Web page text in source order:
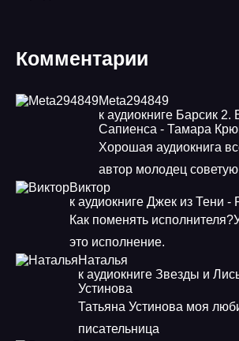
Комментарии
Meta294849
к аудиокниге Барсик 2.
Сапиенса - Тамара
Хорошая аудиокнига
автор молодец
Виктор
к аудиокниге Джек из Тени
Как поменять
это исполнение.
Наталья
к аудиокниге Звезды и
Устинова
Татьяна Устинова моя
писательница